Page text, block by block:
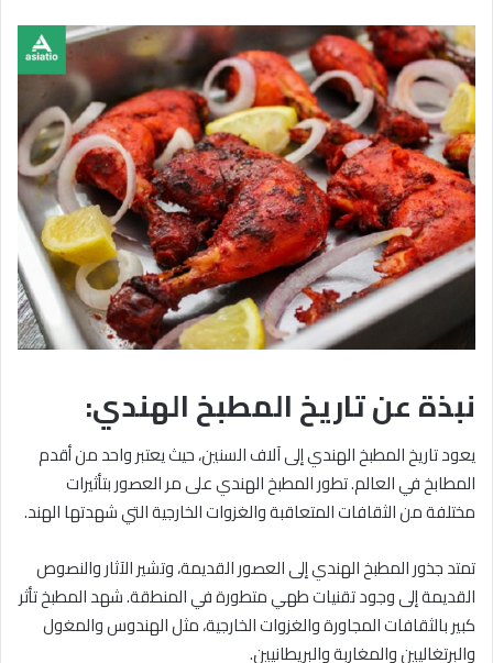
نبذة عن تاريخ المطبخ الهندي:
يعود تاريخ المطبخ الهندي إلى آلاف السنين، حيث يعتبر واحد من أقدم
المطابخ في العالم. تطور المطبخ الهندي على مر العصور بتأثيرات
مختلفة من الثقافات المتعاقبة والغزوات الخارجية التي شهدتها الهند.
تمتد جذور المطبخ الهندي إلى العصور القديمة، وتشير الآثار والنصوص
القديمة إلى وجود تقنيات طهي متطورة في المنطقة. شهد المطبخ تأثر
كبير بالثقافات المجاورة والغزوات الخارجية، مثل الهندوس والمغول
والبرتغاليين والمغاربة والبريطانيين.